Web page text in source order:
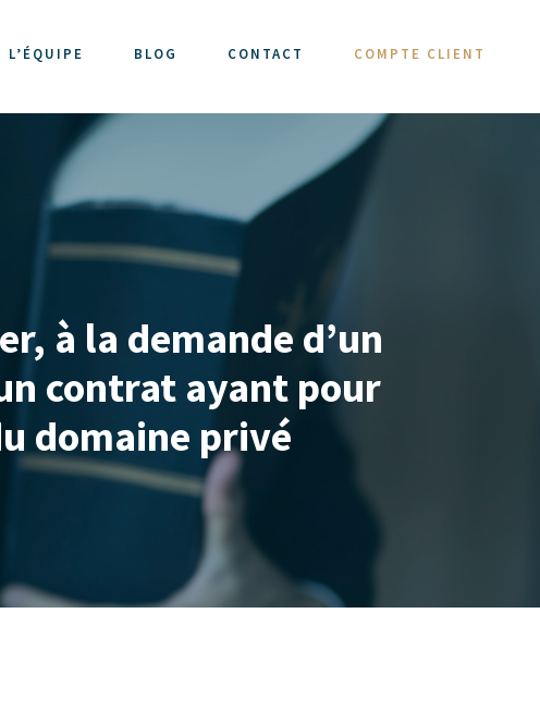
L’ÉQUIPE BLOG CONTACT COMPTE CLIENT
à la demande d’un
contrat ayant pour
domaine privé